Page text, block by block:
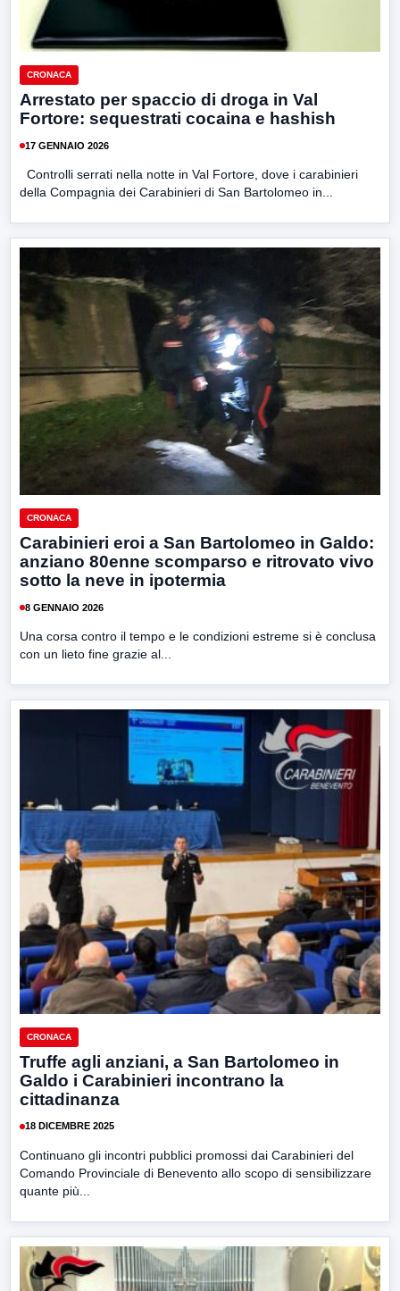
CRONACA
Arrestato per spaccio di droga in Val
Fortore: sequestrati cocaina e hashish
17 GENNAIO 2026
Controlli serrati nella notte in Val Fortore, dove i carabinieri
della Compagnia dei Carabinieri di San Bartolomeo in...
CRONACA
Carabinieri eroi a San Bartolomeo in Galdo:
anziano 80enne scomparso e ritrovato vivo
sotto la neve in ipotermia
8 GENNAIO 2026
Una corsa contro il tempo e le condizioni estreme si è conclusa
con un lieto fine grazie al...
CRONACA
Truffe agli anziani, a San Bartolomeo in
Galdo i Carabinieri incontrano la
cittadinanza
18 DICEMBRE 2025
Continuano gli incontri pubblici promossi dai Carabinieri del
Comando Provinciale di Benevento allo scopo di sensibilizzare
quante più...